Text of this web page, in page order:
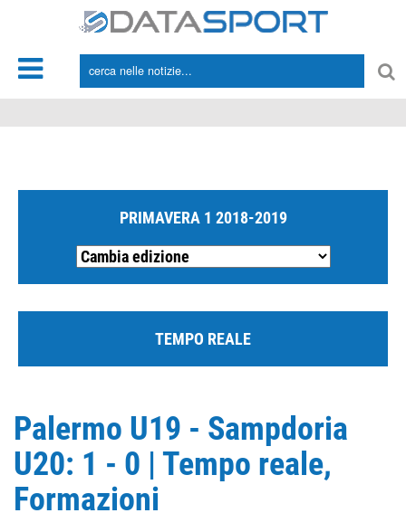
PRIMAVERA 1 2018-2019
TEMPO REALE
Palermo U19 - Sampdoria
U20: 1 - 0 | Tempo reale,
Formazioni